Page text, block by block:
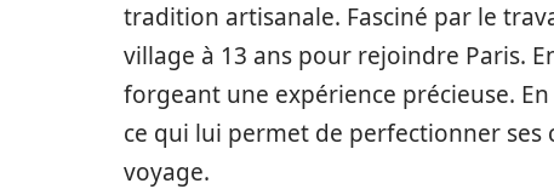
tradition artisanale. Fasciné par le
village à 13 ans pour rejoindre Paris.
forgeant une expérience précieuse.
ce qui lui permet de perfectionner
voyage.